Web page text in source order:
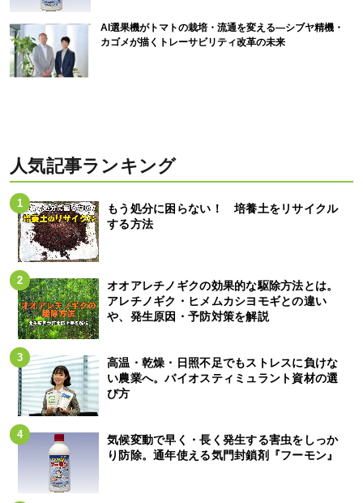
AI選果機がトマトの栽培・流通を変える―シブヤ精機・
カゴメが描くトレーサビリティ改革の未来
人気記事ランキング
もう処分に困らない！ 培養土をリサイクル
する方法
オオアレチノギクの効果的な駆除方法とは。
アレチノギク・ヒメムカシヨモギとの違い
や、発生原因・予防対策を解説
高温・乾燥・日照不足でもストレスに負けな
い農業へ。バイオスティミュラント資材の選
び方
気候変動で早く・長く発生する害虫をしっか
り防除。通年使える気門封鎖剤『フーモン』